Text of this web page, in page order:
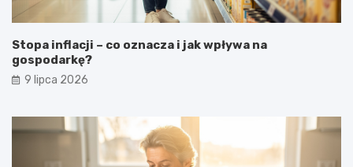
Stopa inflacji – co oznacza i jak wpływa na
gospodarkę?
9 lipca 2026